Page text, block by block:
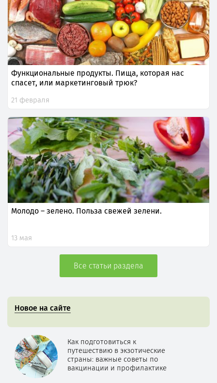
Функциональные продукты. Пища, которая нас
спасет, или маркетинговый трюк?
21 февраля
Молодо – зелено. Польза свежей зелени.
13 мая
Все статьи раздела
Новое на сайте
Как подготовиться к
путешествию в экзотические
страны: важные советы по
вакцинации и профилактике